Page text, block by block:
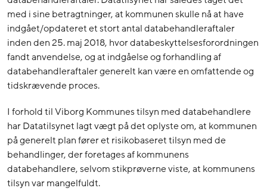
med i sine betragtninger, at kommunen skulle nå at have
indgået/opdateret et stort antal databehandleraftaler
inden den 25. maj 2018, hvor databeskyttelsesforordningen
fandt anvendelse, og at indgåelse og forhandling af
databehandleraftaler generelt kan være en omfattende og
tidskrævende proces.
I forhold til Viborg Kommunes tilsyn med databehandlere
har Datatilsynet lagt vægt på det oplyste om, at kommunen
på generelt plan fører et risikobaseret tilsyn med de
behandlinger, der foretages af kommunens
databehandlere, selvom stikprøverne viste, at kommunens
tilsyn var mangelfuldt.